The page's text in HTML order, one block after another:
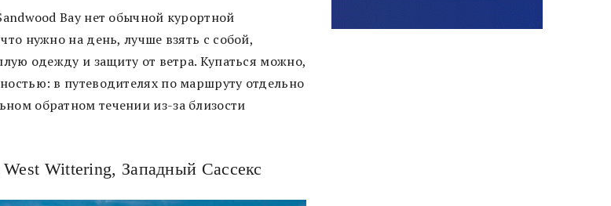
Bay нет обычной курортной
нужно на день, лучше взять с собой,
одежду и защиту от ветра. Купаться можно,
в путеводителях по маршруту отдельно
обратном течении из-за близости
Wittering, Западный Сассекс